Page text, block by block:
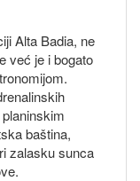
Alta Badia, ne
već je i bogato
baština,
zalasku sunca